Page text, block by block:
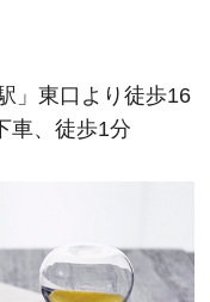
」東口より徒歩16
車、徒歩1分